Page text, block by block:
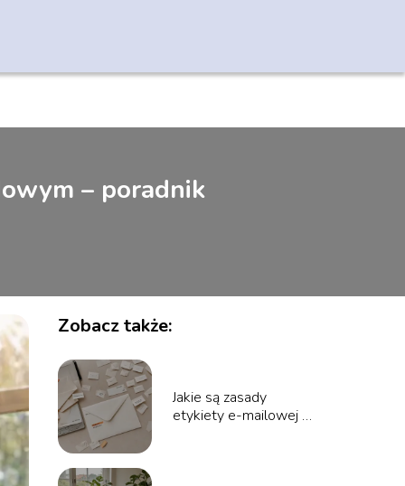
– poradnik
Zobacz także:
Jakie są zasady
etykiety e-mailowej –